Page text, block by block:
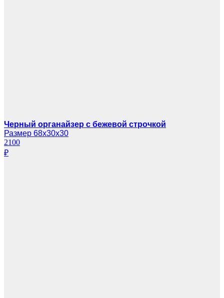
Черный органайзер с бежевой строчкой
Размер 68х30х30
2100
₽